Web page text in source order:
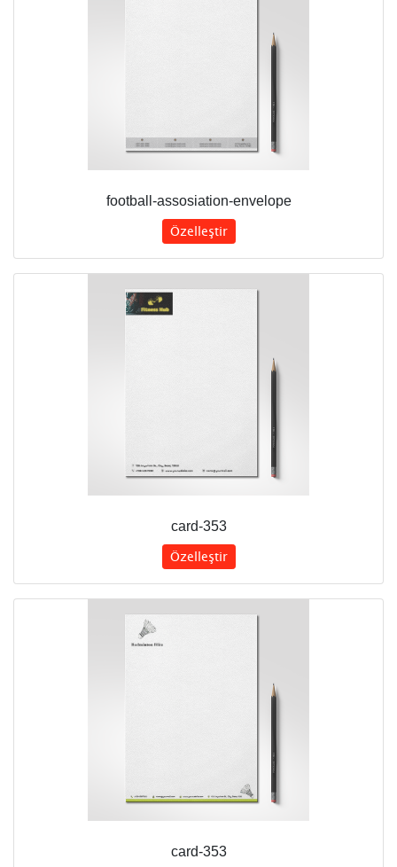
football-assosiation-envelope
Özelleştir
card-353
Özelleştir
card-353